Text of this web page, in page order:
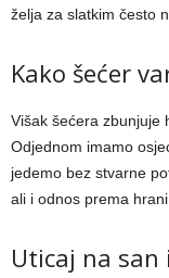
želja za slatkim često
Kako šećer
Višak šećera zbunjuje
Odjednom imamo
jedemo bez stvarne
ali i odnos prema
Uticaj na san